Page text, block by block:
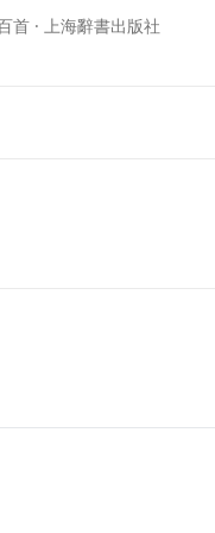
首 · 上海辭書出版社